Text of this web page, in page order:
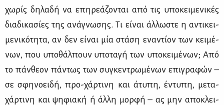
χω­ρίς δη­λα­δή να επη­ρε­ά­ζο­νται από τις υπο­κει­με­νι­κές
δια­δι­κα­σί­ες της ανά­γνω­σης. Τι εί­ναι άλ­λω­στε η αντι­κει­
με­νι­κό­τη­τα, αν δεν εί­ναι μία στά­ση ενα­ντί­ον των κει­μέ­
νων, που υπο­θάλ­πουν υπο­τα­γή των υπο­κει­μέ­νων; Από
το πάν­θε­ον πά­ντως των συ­γκε­ντρω­μέ­νων επι­γρα­φών –
σε σφη­νοει­δή, προ-χάρ­τι­νη και άτυ­πη, έντυ­πη, με­τα-
χάρ­τι­νη και ψη­φια­κή ή άλ­λη μορ­φή – ας μην απο­κλει­